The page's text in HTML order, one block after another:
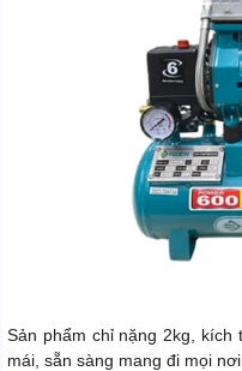
Sản phẩm chỉ nặng 2kg,
mái, sẵn sàng mang đi mọi nơi.